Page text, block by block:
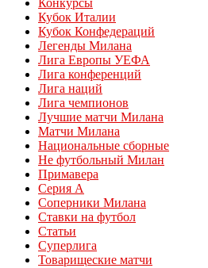
Конкурсы
Кубок Италии
Кубок Конфедераций
Легенды Милана
Лига Европы УЕФА
Лига конференций
Лига наций
Лига чемпионов
Лучшие матчи Милана
Матчи Милана
Национальные сборные
Не футбольный Милан
Примавера
Серия А
Соперники Милана
Ставки на футбол
Статьи
Суперлига
Товарищеские матчи